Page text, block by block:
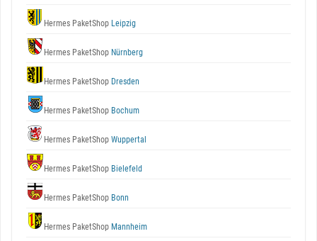
Hermes PaketShop Leipzig
Hermes PaketShop Nürnberg
Hermes PaketShop Dresden
Hermes PaketShop Bochum
Hermes PaketShop Wuppertal
Hermes PaketShop Bielefeld
Hermes PaketShop Bonn
Hermes PaketShop Mannheim